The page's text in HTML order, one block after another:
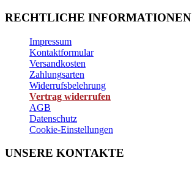
RECHTLICHE INFORMATIONEN
Impressum
Kontaktformular
Versandkosten
Zahlungsarten
Widerrufsbelehrung
Vertrag widerrufen
AGB
Datenschutz
Cookie-Einstellungen
UNSERE KONTAKTE